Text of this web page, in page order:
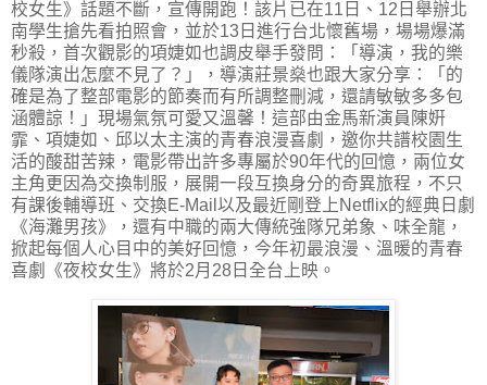
校女生》話題不斷，宣傳開跑！該片已在11日、12日舉辦北
南學生搶先看拍照會，並於13日進行台北懷舊場，場場爆滿
秒殺，首次觀影的項婕如也調皮舉手發問：「導演，我的樂
儀隊演出怎麼不見了？」，導演莊景燊也跟大家分享：「的
確是為了整部電影的節奏而有所調整刪減，還請敏敏多多包
涵體諒！」現場氣氛可愛又溫馨！這部由金馬新演員陳姸
霏、項婕如、邱以太主演的青春浪漫喜劇，邀你共譜校園生
活的酸甜苦辣，電影帶出許多專屬於90年代的回憶，兩位女
主角更因為交換制服，展開一段互換身分的奇異旅程，不只
有課後輔導班、交換E-Mail以及最近剛登上Netflix的經典日劇
《海灘男孩》，還有中職的兩大傳統強隊兄弟象、味全龍，
掀起每個人心目中的美好回憶，今年初最浪漫、溫暖的青春
喜劇《夜校女生》將於2月28日全台上映。